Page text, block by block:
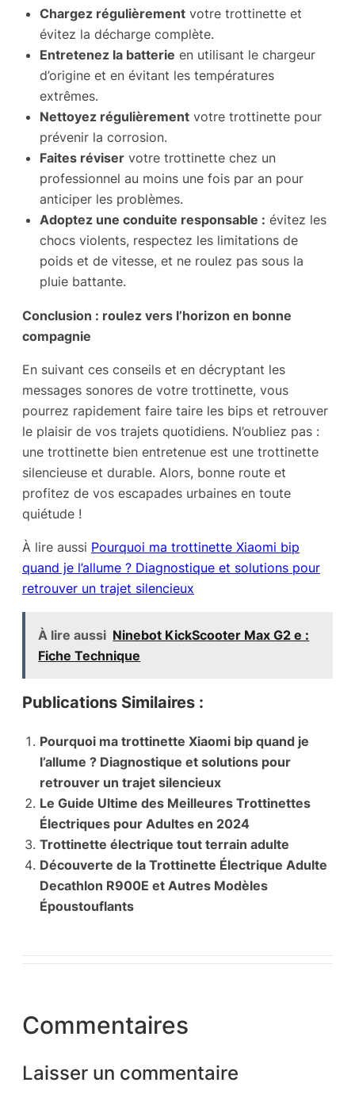
Chargez régulièrement votre trottinette et
évitez la décharge complète.
Entretenez la batterie en utilisant le chargeur
d’origine et en évitant les températures
extrêmes.
Nettoyez régulièrement votre trottinette pour
prévenir la corrosion.
Faites réviser votre trottinette chez un
professionnel au moins une fois par an pour
anticiper les problèmes.
Adoptez une conduite responsable : évitez les
chocs violents, respectez les limitations de
poids et de vitesse, et ne roulez pas sous la
pluie battante.
Conclusion : roulez vers l’horizon en bonne
compagnie
En suivant ces conseils et en décryptant les
messages sonores de votre trottinette, vous
pourrez rapidement faire taire les bips et retrouver
le plaisir de vos trajets quotidiens. N’oubliez pas :
une trottinette bien entretenue est une trottinette
silencieuse et durable. Alors, bonne route et
profitez de vos escapades urbaines en toute
quiétude !
À lire aussi Pourquoi ma trottinette Xiaomi bip
quand je l’allume ? Diagnostique et solutions pour
retrouver un trajet silencieux
À lire aussi Ninebot KickScooter Max G2 e :
Fiche Technique
Publications Similaires :
Pourquoi ma trottinette Xiaomi bip quand je
l’allume ? Diagnostique et solutions pour
retrouver un trajet silencieux
Le Guide Ultime des Meilleures Trottinettes
Électriques pour Adultes en 2024
Trottinette électrique tout terrain adulte
Découverte de la Trottinette Électrique Adulte
Decathlon R900E et Autres Modèles
Époustouflants
Commentaires
Laisser un commentaire